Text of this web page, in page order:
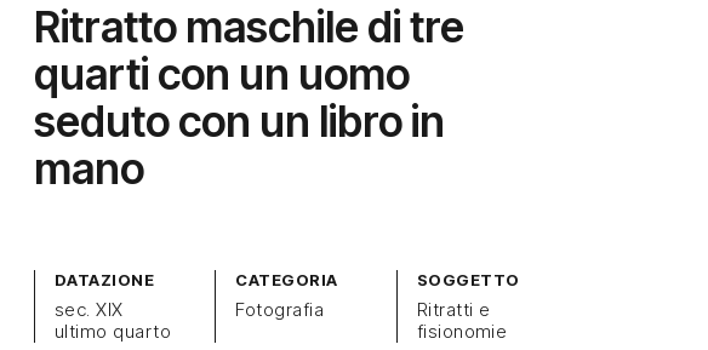
Ritratto maschile di tre
quarti con un uomo
seduto con un libro in
mano
DATAZIONE
sec. XIX
ultimo quarto
CATEGORIA
Fotografia
SOGGETTO
Ritratti e
fisionomie